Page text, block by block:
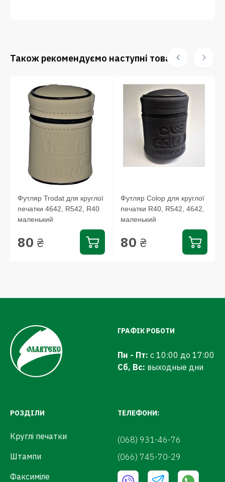
Також рекомендуємо наступні товари:
Футляр Trodat для круглої
печатки 4642, R542, R40
маленький
80 ₴
Футляр Colop для круглої
печатки R40, R542, 4642,
маленький
80 ₴
ГРАФІК РОБОТИ
Пн - Пт: с 10:00 до 17:00
Сб, Вс: выходные дни
РОЗДІЛИ
Круглі печатки
Штампи
Факсиміле
ТЕЛЕФОНИ:
(068) 931-46-76
(066) 745-70-29